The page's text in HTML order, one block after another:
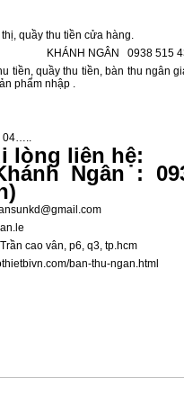
quầy thu tiền cửa hàng.
KHÁNH NGÂN 0938 515
tiền, quầy thu tiền, bàn thu ngân
phẩm nhập .
04…..
lòng liên hệ:
Ngân :
cao vân, p6, q3, tp.hcm
ban-thu-ngan.html